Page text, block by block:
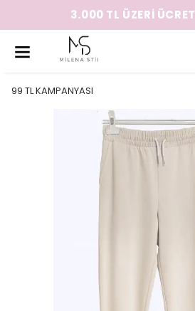
3.000 TL ÜZERİ
99 TL KAMPANYASI